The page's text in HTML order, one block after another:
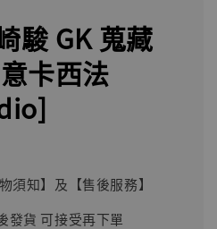
駿 GK 蒐藏
卡西法
須知】及【售後服務】
發貨 可接受再下單